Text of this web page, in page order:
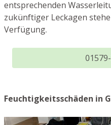
entsprechenden
zukünftiger Leckagen
Verfügung.
Feuchtigkeitsschäden in